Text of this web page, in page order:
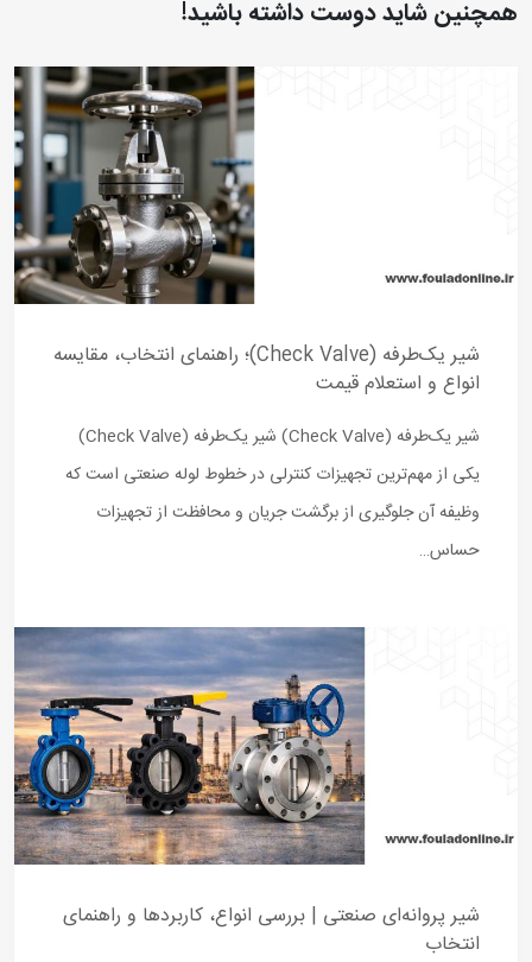
همچنین شاید دوست داشته باشید!
شیر یک‌طرفه (Check Valve)؛ راهنمای انتخاب، مقایسه
انواع و استعلام قیمت
شیر یک‌طرفه (Check Valve) شیر یک‌طرفه (Check Valve)
یکی از مهم‌ترین تجهیزات کنترلی در خطوط لوله صنعتی است که
وظیفه آن جلوگیری از برگشت جریان و محافظت از تجهیزات
حساس…
شیر پروانه‌ای صنعتی | بررسی انواع، کاربردها و راهنمای
انتخاب